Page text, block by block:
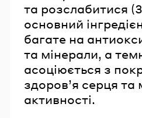
та розслабитися
основний
багате на
та мінерали, а
асоціюється з
здоров’я серця та
активності.